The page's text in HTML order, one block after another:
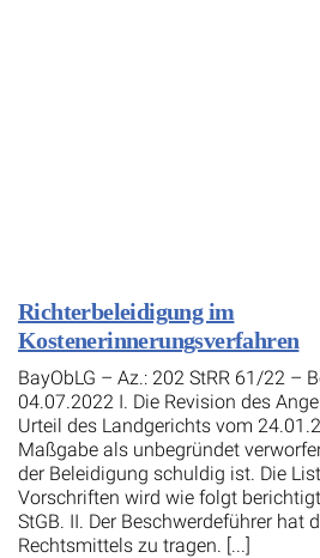
Richterbeleidigung im
Kostenerinnerungsverfahren
BayObLG – Az.: 202 StRR 61/22 –
04.07.2022 I. Die Revision des
Urteil des Landgerichts vom
Maßgabe als unbegründet
der Beleidigung schuldig ist. Die
Vorschriften wird wie folgt
StGB. II. Der Beschwerdeführer hat
Rechtsmittels zu tragen. [...]